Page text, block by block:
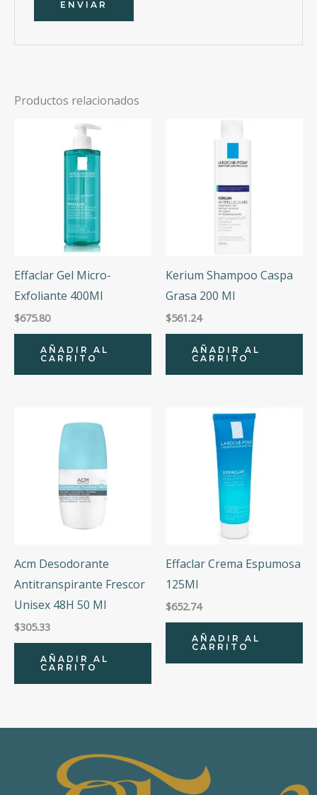
Productos relacionados
Effaclar Gel Micro-
Exfoliante 400Ml
$675.80
AÑADIR AL
CARRITO
Kerium Shampoo Caspa
Grasa 200 Ml
$561.24
AÑADIR AL
CARRITO
Acm Desodorante
Antitranspirante Frescor
Unisex 48H 50 Ml
$305.33
AÑADIR AL
CARRITO
Effaclar Crema Espumosa
125Ml
$652.74
AÑADIR AL
CARRITO